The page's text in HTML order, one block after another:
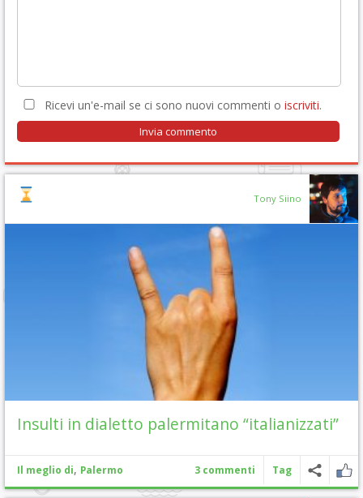
Ricevi un'e-mail se ci sono nuovi commenti o iscriviti.
Tony Siino
Insulti in dialetto palermitano “italianizzati”
Il meglio di, Palermo 3 commenti Tag